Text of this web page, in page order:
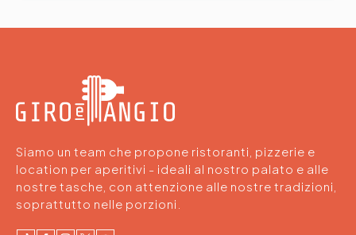
Siamo un team che propone ristoranti, pizzerie e
location per aperitivi - ideali al nostro palato e alle
nostre tasche, con attenzione alle nostre tradizioni,
soprattutto nelle porzioni.